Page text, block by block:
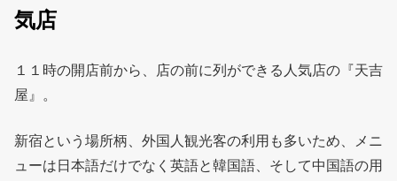
気店
１１時の開店前から、店の前に列ができる人気店の『天吉
屋』。
新宿という場所柄、外国人観光客の利用も多いため、メニ
ューは日本語だけでなく英語と韓国語、そして中国語の用